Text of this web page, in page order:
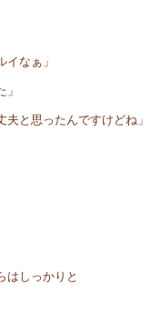
イなぁ」
夫と思ったんですけどね」
はしっかりと